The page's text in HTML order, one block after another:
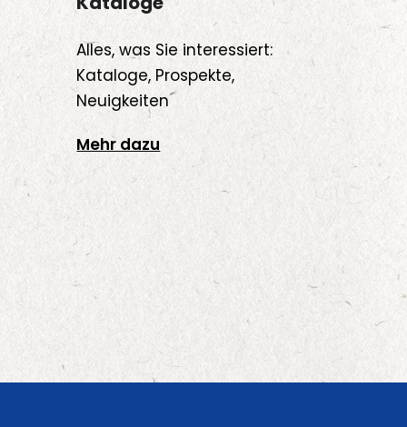
Alles, was Sie interessiert:
Kataloge, Prospekte,
Neuigkeiten
Mehr dazu